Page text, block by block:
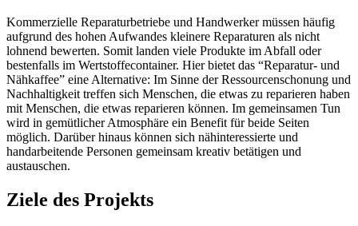
Kommerzielle Reparaturbetriebe und Handwerker müssen häufig
aufgrund des hohen Aufwandes kleinere Reparaturen als nicht
lohnend bewerten. Somit landen viele Produkte im Abfall oder
bestenfalls im Wertstoffecontainer. Hier bietet das “Reparatur- und
Nähkaffee” eine Alternative: Im Sinne der Ressourcenschonung und
Nachhaltigkeit treffen sich Menschen, die etwas zu reparieren haben
mit Menschen, die etwas reparieren können. Im gemeinsamen Tun
wird in gemütlicher Atmosphäre ein Benefit für beide Seiten
möglich. Darüber hinaus können sich nähinteressierte und
handarbeitende Personen gemeinsam kreativ betätigen und
austauschen.
Ziele des Projekts